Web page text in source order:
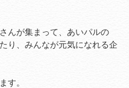
んが集まって、あいパルの
り、みんなが元気になれる企
す。